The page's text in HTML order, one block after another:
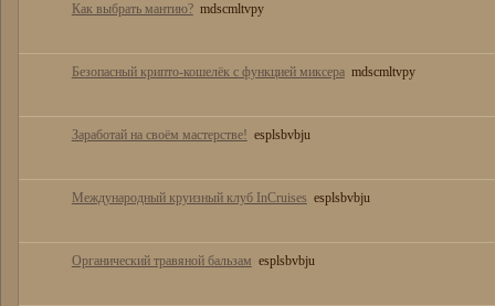
Как выбрать мантию? mdscmltvpy
Безопасный крипто-кошелёк с функцией миксера mdscmltvpy
Заработай на своём мастерстве! esplsbvbju
Международный круизный клуб InCruises esplsbvbju
Органический травяной бальзам esplsbvbju